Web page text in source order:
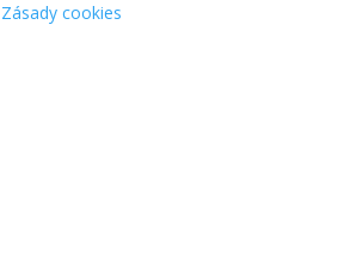
Zásady cookies